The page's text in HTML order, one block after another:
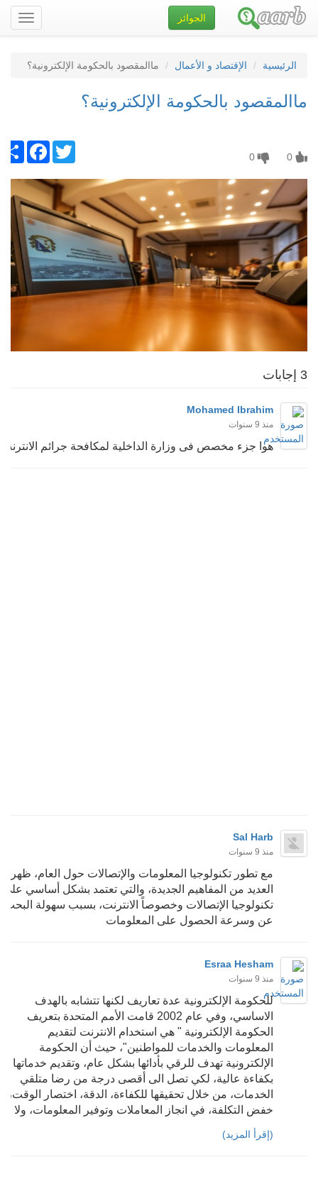
تصفح
الموقع
الجوائز
الرئيسية الإقتصاد و الأعمال ماالمقصود بالحكومة الإلكترونية؟
ماالمقصود بالحكومة الإلكترونية؟
انشر
FacebookTwitter
0
0
3 إجابات
Mohamed Ibrahim
منذ 9 سنوات
هوا جزء مخصص فى وزارة الداخلية لمكافحة جرائم الانترنت
Sal Harb
منذ 9 سنوات
مع تطور تكنولوجيا المعلومات والإتصالات حول العام، ظهرت
العديد من المفاهيم الجديدة، والتي تعتمد بشكل أساسي على
تكنولوجيا الإتصالات وخصوصاً الانترنت، بسبب سهولة البحث
عن وسرعة الحصول على المعلومات
Esraa Hesham
منذ 9 سنوات
للحكومة الإلكترونية عدة تعاريف لكنها تتشابه بالهدف
الاساسي، وفي عام 2002 قامت الأمم المتحدة بتعريف
الحكومة الإلكترونية " هي استخدام الانترنت لتقديم
المعلومات والخدمات للمواطنين"، حيث أن الحكومة
الإلكترونية تهدف للرقي بأدائها بشكل عام، وتقديم خدماتها
بكفاءة عالية، لكي تصل الى أقصى درجة من رضا متلقي
الخدمات، من خلال تحقيقها للكفاءة، الدقة، اختصار الوقت،
خفض التكلفة، في انجاز المعاملات وتوفير المعلومات، ولا
ننسى التنسيق بين الجهات الحكومية المختلفة والمكملة
لعمل بعضها البعض لتحقيق الكفاءة والشفافية. من خلال
(إقرأ المزيد)